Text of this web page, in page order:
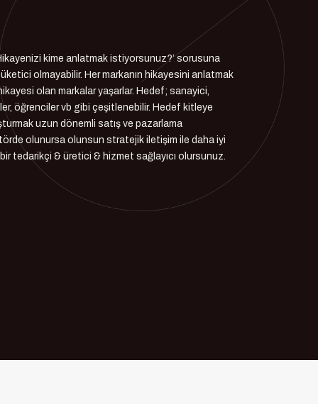
kime anlatmak istiyorsunuz?’ sorusuna
olmayabilir. Her markanın hikayesini anlatmak
olan markalar yaşarlar. Hedef; sanayici,
öğrenciler vb gibi çeşitlenebilir. Hedef kitleye
uzun dönemli satış ve pazarlama
olunursa olunsun stratejik iletişim ile daha iyi
bir tedarikçi & üretici & hizmet sağlayıcı olursunuz.